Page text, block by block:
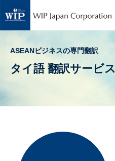
タイ語 翻訳サービス
ASEANビジネスの専門翻訳